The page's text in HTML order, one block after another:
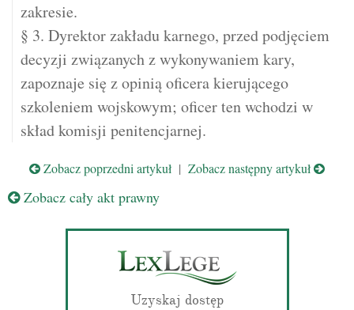
zakresie.
§ 3. Dyrektor zakładu karnego, przed podjęciem
decyzji związanych z wykonywaniem kary,
zapoznaje się z opinią oficera kierującego
szkoleniem wojskowym; oficer ten wchodzi w
skład komisji penitencjarnej.
Zobacz poprzedni artykuł | Zobacz następny artykuł
Zobacz cały akt prawny
Uzyskaj dostęp